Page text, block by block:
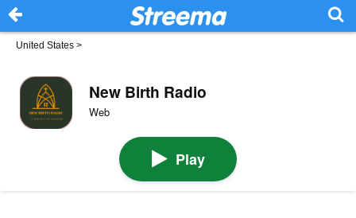
United States >
New Birth Radio
Web
Play